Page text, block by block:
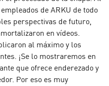
de ARKU de todo
perspectivas de futuro,
en vídeos.
al máximo y los
¡Se lo mostraremos en
que ofrece enderezado y
Por eso es muy